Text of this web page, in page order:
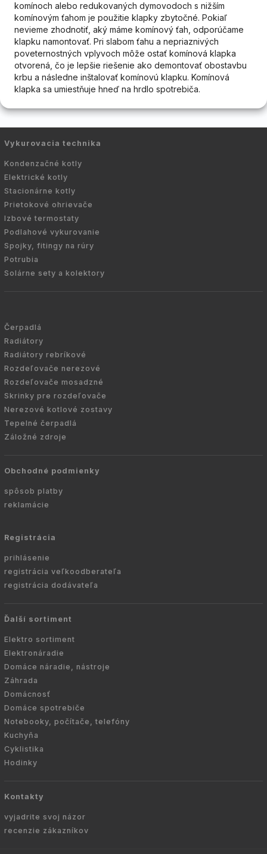
komínoch alebo redukovaných dymovodoch s nižším
komínovým ťahom je použitie klapky zbytočné. Pokiaľ
nevieme zhodnotiť, aký máme komínový ťah, odporúčame
klapku namontovať. Pri slabom ťahu a nepriaznivých
poveternostných vplyvoch môže ostať komínová klapka
otvorená, čo je lepšie riešenie ako demontovať obostavbu
krbu a následne inštalovať komínovú klapku. Komínová
klapka sa umiestňuje hneď na hrdlo spotrebiča.
Vykurovacia technika
Kondenzačné kotly
Elektrické kotly
Stacionárne kotly
Prietokové ohrievače
Izbové termostaty
Podlahové vykurovanie
Spojky, fitingy na rúry
Potrubia
Solárne sety a kolektory
Čerpadlá
Radiátory
Radiátory rebríkové
Rozdeľovače nerezové
Rozdeľovače mosadzné
Skrinky pre rozdeľovače
Nerezové kotlové zostavy
Tepelné čerpadlá
Záložné zdroje
Obchodné podmienky
spôsob platby
reklamácie
Registrácia
prihlásenie
registrácia veľkoodberateľa
registrácia dodávateľa
Ďalší sortiment
Elektro sortiment
Elektronáradie
Domáce náradie, nástroje
Záhrada
Domácnosť
Domáce spotrebiče
Notebooky, počítače, telefóny
Kuchyňa
Cyklistika
Hodinky
Kontakty
vyjadrite svoj názor
recenzie zákazníkov